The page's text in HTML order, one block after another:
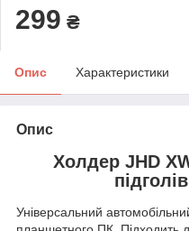
299 ₴
Опис Характеристики
Опис
Холдер JHD
Універсальний